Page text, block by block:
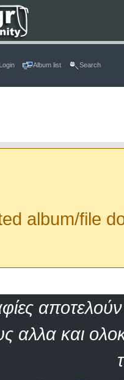
Login Album list Search
album/file
αποτελούν
αλλα και